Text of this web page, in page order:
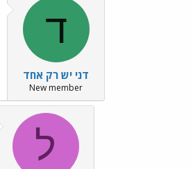
ד
דני יש רק אחד
New member
ל